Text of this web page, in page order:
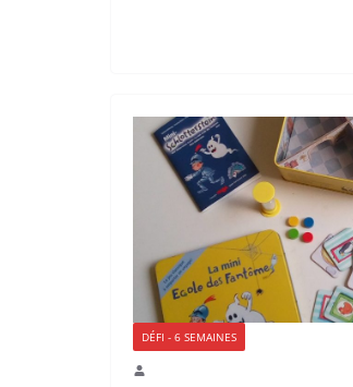
DÉFI - 6 SEMAINES